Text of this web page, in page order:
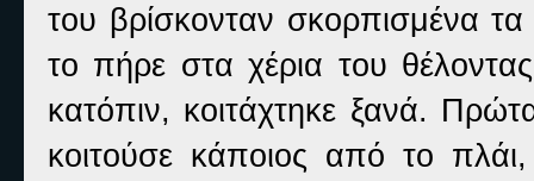
του βρίσκονταν σκορπισμένα
το πήρε στα χέρια του
κατόπιν, κοιτάχτηκε ξανά.
κοιτούσε κάποιος από το